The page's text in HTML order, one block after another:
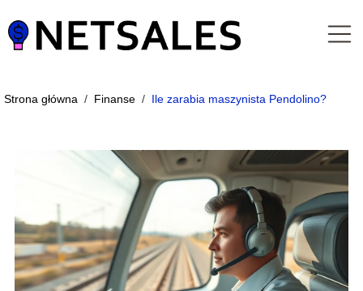
Strona główna / Finanse / Ile zarabia maszynista Pendolino?